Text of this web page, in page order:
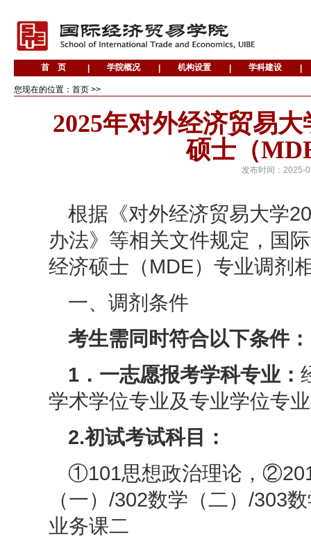
您现在的位置：首页 >>
2025年对外经济贸易
硕士（
发布时间： 2025-
根据《对外经济贸易大学
办法》等相关文件规定， 国
经济硕士（MDE）专业调剂
一、 调剂条件
考生需同时符合以下条件：
1．一志愿报考学科专业：
学术学位专业及专业学位专
2.初试考试科目：
①101思想政治理论，
（一）/302数学（二）/303
业务课二